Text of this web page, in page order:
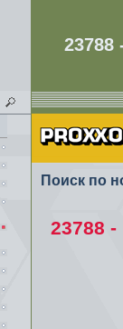
Поиск по
23788